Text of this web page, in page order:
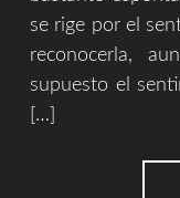
se rige por el
reconocerla,
supuesto el
[…]